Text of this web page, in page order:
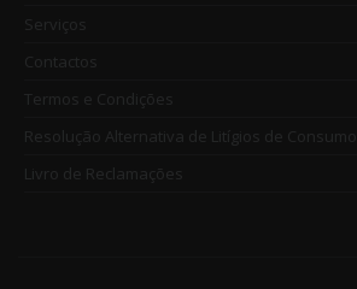
Serviços
Contactos
Termos e Condições
Resolução Alternativa de Litígios de Consumo
Livro de Reclamações